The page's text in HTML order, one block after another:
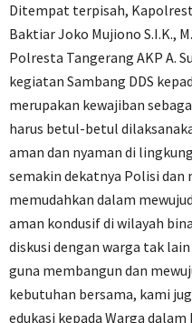
Ditempat terpisah,
Baktiar Joko Mujiono S.I.K.,
Polresta Tangerang AKP A.
kegiatan Sambang DDS
merupakan kewajiban
harus betul-betul
aman dan nyaman di
semakin dekatnya Polisi dan
memudahkan dalam
aman kondusif di wilayah
diskusi dengan warga tak
guna membangun dan
kebutuhan bersama, kami
edukasi kepada Warga